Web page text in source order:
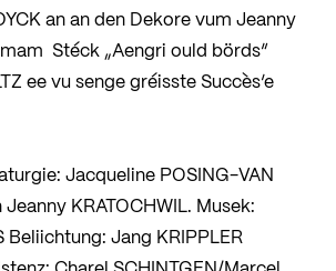
an an den Dekore vum Jeanny
Stéck „Aengri ould börds“
ee vu senge gréisste Succès‘e
Jacqueline POSING-VAN
Jeanny KRATOCHWIL. Musek:
Beliichtung: Jang KRIPPLER